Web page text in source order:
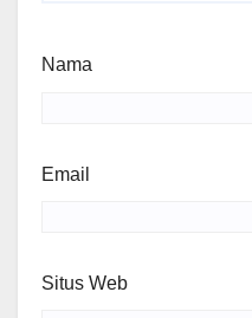
Nama
Email
Situs Web